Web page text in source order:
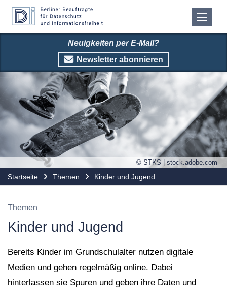
Neuigkeiten per E-Mail?
Newsletter abonnieren
© STKS | stock.adobe.com
Startseite Themen Kinder und Jugend
Themen
Kinder und Jugend
Bereits Kinder im Grundschulalter nutzen digitale
Medien und gehen regelmäßig online. Dabei
hinterlassen sie Spuren und geben ihre Daten und